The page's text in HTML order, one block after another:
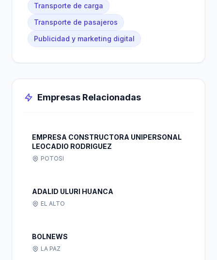
Transporte de carga
Transporte de pasajeros
Publicidad y marketing digital
Empresas Relacionadas
EMPRESA CONSTRUCTORA UNIPERSONAL
LEOCADIO RODRIGUEZ
POTOSI
ADALID ULURI HUANCA
EL ALTO
BOLNEWS
LA PAZ